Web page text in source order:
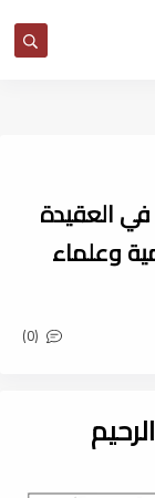
في العقيدة
وعلماء
(0)